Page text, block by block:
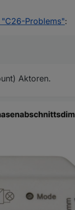
aber danach nicht
rausgebe,
Problems":
Aktoren.